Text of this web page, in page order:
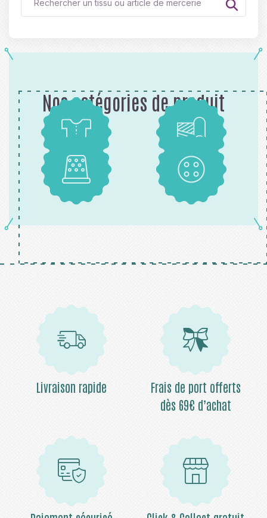
Nos catégories de produit
Patrons Tissus
Mercerie Boutons
Livraison rapide
Frais de port offerts
dès 69€ d’achat